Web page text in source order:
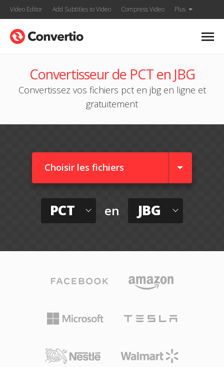
Video Editor Add Subtitles to Video Compress Video Plus
Convertisseur de PCT en JBG
Convertissez vos fichiers pct en jbg en ligne et
gratuitement
Choisir les fichiers
PCT en JBG